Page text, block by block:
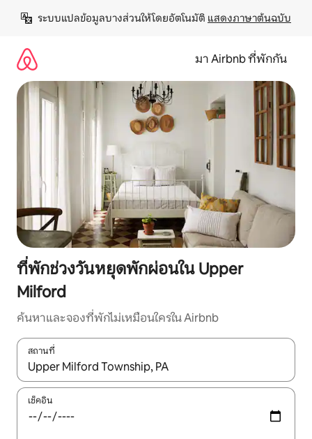
เนื้อหา
ระบบแปลข้อมูลบางส่วนให้โดยอัตโนมัติ แสดงภาษาต้นฉบับ
มา Airbnb ที่พักกัน
ที่พักช่วงวันหยุดพักผ่อนใน Upper
Milford
ค้นหาและจองที่พักไม่เหมือนใครใน Airbnb
สถานที่
ใช้ลูกศรขึ้นลง หรือใช้การสัมผัสหรือปัด เพื่อสำรวจผลการค้นหา
เช็คอิน